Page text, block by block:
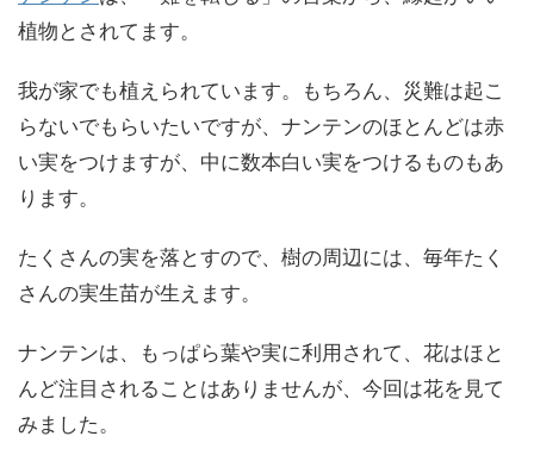
植物とされてます。
我が家でも植えられています。もちろん、災難は起こ
らないでもらいたいですが、ナンテンのほとんどは赤
い実をつけますが、中に数本白い実をつけるものもあ
ります。
たくさんの実を落とすので、樹の周辺には、毎年たく
さんの実生苗が生えます。
ナンテンは、もっぱら葉や実に利用されて、花はほと
んど注目されることはありませんが、今回は花を見て
みました。